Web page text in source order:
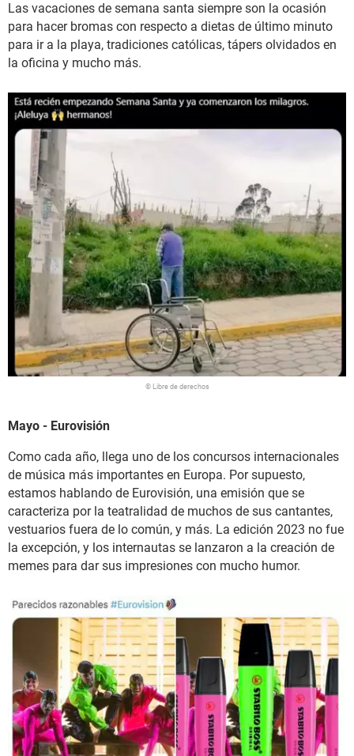
Las vacaciones de semana santa siempre son la ocasión
para hacer bromas con respecto a dietas de último minuto
para ir a la playa, tradiciones católicas, tápers olvidados en
la oficina y mucho más.
© Libre de derechos
Mayo - Eurovisión
Como cada año, llega uno de los concursos internacionales
de música más importantes en Europa. Por supuesto,
estamos hablando de Eurovisión, una emisión que se
caracteriza por la teatralidad de muchos de sus cantantes,
vestuarios fuera de lo común, y más. La edición 2023 no fue
la excepción, y los internautas se lanzaron a la creación de
memes para dar sus impresiones con mucho humor.